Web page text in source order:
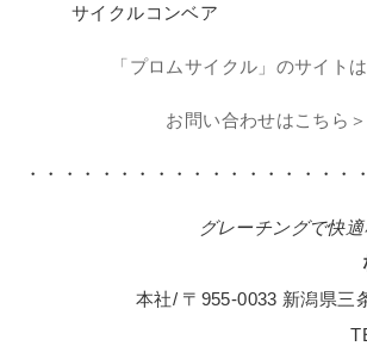
サイクルコンベア
「プロムサイクル」のサイト
お問い合わせはこちら＞
・・・・・・・・・・・・・・・・・
グレーチングで快
本社/ 〒955-0033 新潟県三